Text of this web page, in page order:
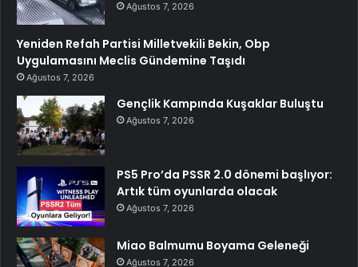
Ağustos 7, 2026
Yeniden Refah Partisi Milletvekili Bekin, Obp
Uygulamasını Meclis Gündemine Taşıdı
Ağustos 7, 2026
Gençlik Kampında Kuşaklar Buluştu
Ağustos 7, 2026
PS5 Pro’da PSSR 2.0 dönemi başlıyor:
Artık tüm oyunlarda olacak
Ağustos 7, 2026
Miao Balmumu Boyama Geleneği
Ağustos 7, 2026